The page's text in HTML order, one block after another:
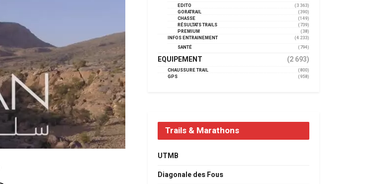
EDITO
(3 363)
GORATRAIL
(390)
CHASSE
(149)
RÉSULTATS TRAILS
(739)
PREMIUM
(38)
INFOS ENTRAINEMENT
(4 233)
SANTÉ
(794)
EQUIPEMENT (2 693)
CHAUSSURE TRAIL
(800)
GPS
(958)
Trails & Marathons
UTMB
Diagonale des Fous